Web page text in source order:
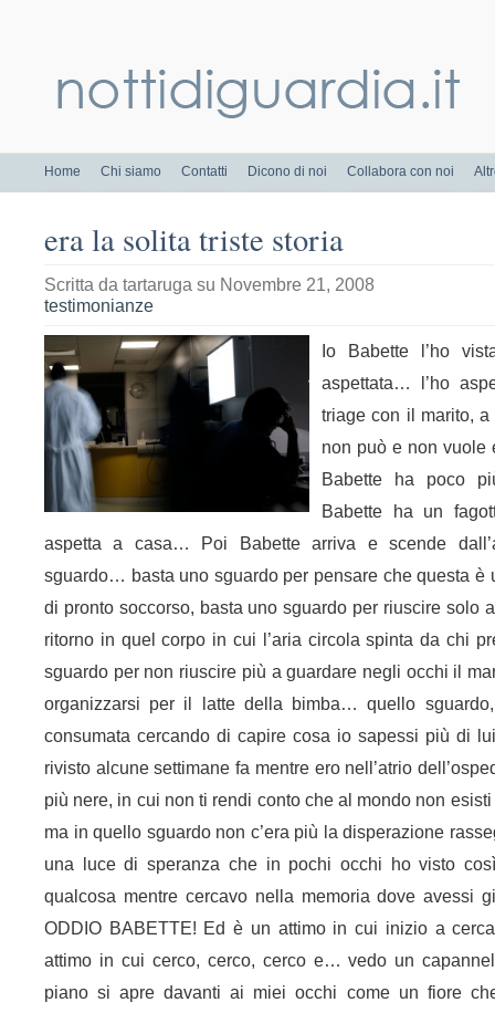
Home Chi siamo Contatti Dicono di noi Collabora con noi
era la solita triste storia
Scritta da tartaruga su Novembre 21, 2008
testimonianze
Io Babette l’ho
aspettata… l’ho
triage con il marito,
non può e non vuole
Babette ha poco
Babette ha un
aspetta a casa… Poi Babette arriva e scende
sguardo… basta uno sguardo per pensare che questa è
di pronto soccorso, basta uno sguardo per riuscire solo
ritorno in quel corpo in cui l’aria circola spinta da chi
sguardo per non riuscire più a guardare negli occhi il
organizzarsi per il latte della bimba… quello
consumata cercando di capire cosa io sapessi più di
rivisto alcune settimane fa mentre ero nell’atrio
più nere, in cui non ti rendi conto che al mondo non
ma in quello sguardo non c’era più la disperazione
una luce di speranza che in pochi occhi ho visto
qualcosa mentre cercavo nella memoria dove avessi
ODDIO BABETTE! Ed è un attimo in cui inizio a
attimo in cui cerco, cerco, cerco e… vedo un
piano si apre davanti ai miei occhi come un fiore